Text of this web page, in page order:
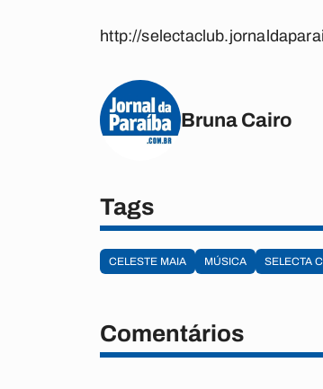
http://
Bruna Cairo
Tags
CELESTE MAIA MÚSICA SELECTA
Comentários